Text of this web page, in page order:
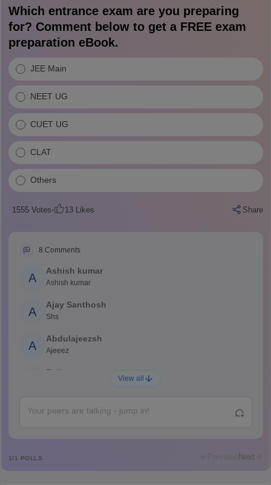
Which entrance exam are you preparing
for? Comment below to get a FREE exam
preparation eBook.
JEE Main
NEET UG
CUET UG
CLAT
Others
1555Votes 13Likes Share
8 Comments
A
Ashish kumar
Ashish kumar
A
Ajay Santhosh
Shs
A
Abdulajeezsh
Ajeeez
Rajkumar
M Md faizan
View all
1/1 POLLS Previous Next